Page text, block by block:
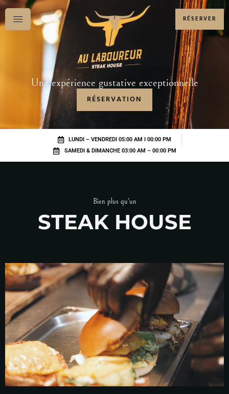
RÉSERVER
Une expérience gustative exceptionnelle
RÉSERVATION
LUNDI – VENDREDI 05:00 AM I 00:00 PM
SAMEDI & DIMANCHE 03:00 AM – 00:00 PM
Bien plus qu'un
STEAK HOUSE